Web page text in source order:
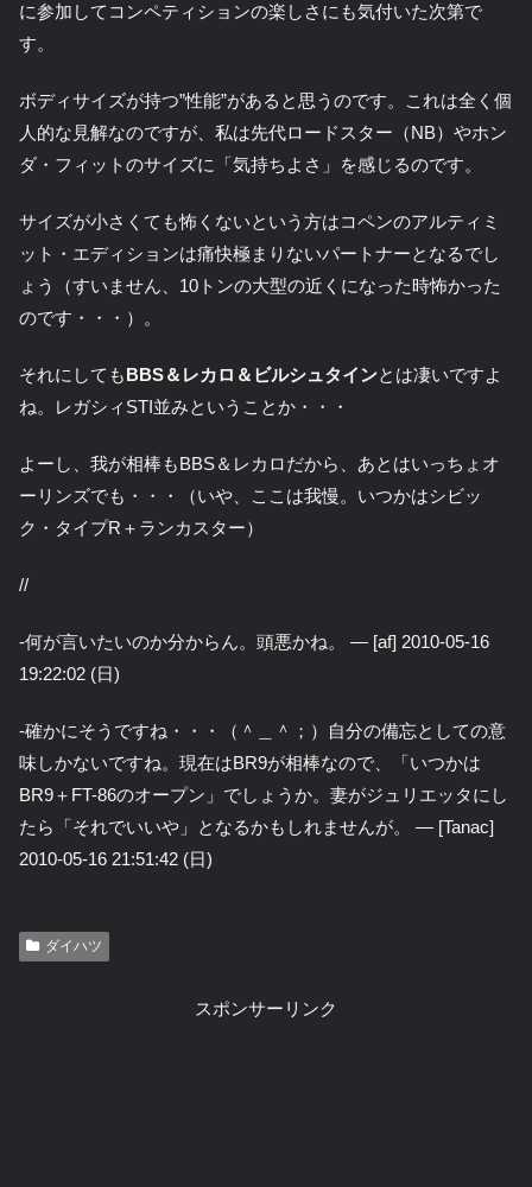
に参加してコンペティションの楽しさにも気付いた次第で
す。
ボディサイズが持つ”性能”があると思うのです。これは全く個
人的な見解なのですが、私は先代ロードスター（NB）やホン
ダ・フィットのサイズに「気持ちよさ」を感じるのです。
サイズが小さくても怖くないという方はコペンのアルティミ
ット・エディションは痛快極まりないパートナーとなるでし
ょう（すいません、10トンの大型の近くになった時怖かった
のです・・・）。
それにしてもBBS＆レカロ＆ビルシュタインとは凄いですよ
ね。レガシィSTI並みということか・・・
よーし、我が相棒もBBS＆レカロだから、あとはいっちょオ
ーリンズでも・・・（いや、ここは我慢。いつかはシビッ
ク・タイプR＋ランカスター）
//
-何が言いたいのか分からん。頭悪かね。 — [af] 2010-05-16
19:22:02 (日)
-確かにそうですね・・・（＾＿＾；）自分の備忘としての意
味しかないですね。現在はBR9が相棒なので、「いつかは
BR9＋FT-86のオープン」でしょうか。妻がジュリエッタにし
たら「それでいいや」となるかもしれませんが。 — [Tanac]
2010-05-16 21:51:42 (日)
ダイハツ
スポンサーリンク